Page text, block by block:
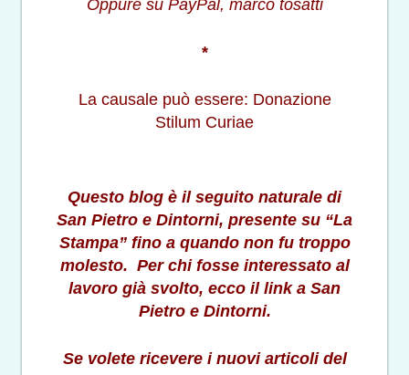
Oppure su PayPal, marco tosatti
*
La causale può essere: Donazione
Stilum Curiae
Questo blog è il seguito naturale di
San Pietro e Dintorni, presente su “La
Stampa” fino a quando non fu troppo
molesto. Per chi fosse interessato al
lavoro già svolto, ecco il link a San
Pietro e Dintorni.
Se volete ricevere i nuovi articoli del